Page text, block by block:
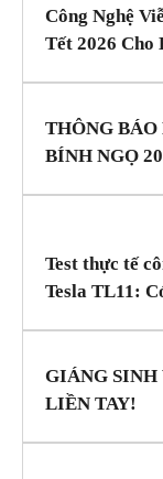
Công Nghệ
Tết 2026 Cho
THÔNG
BÍNH NGỌ
Test thực tế
Tesla TL11:
GIÁNG SINH
LIỀN TAY!